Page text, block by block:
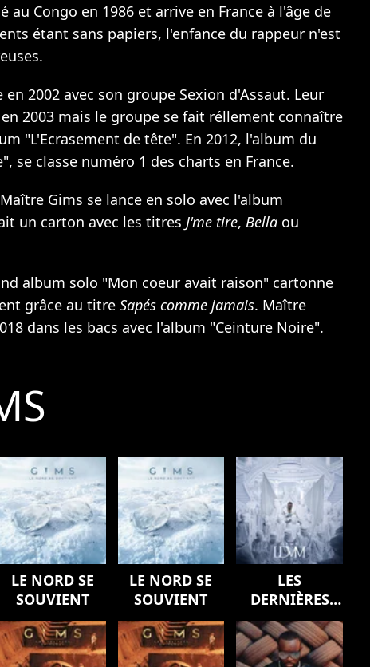
au Congo en 1986 et arrive en France à l'âge de
étant sans papiers, l'enfance du rappeur n'est
2002 avec son groupe Sexion d'Assaut. Leur
2003 mais le groupe se fait réllement connaître
"L'Ecrasement de tête". En 2012, l'album du
se classe numéro 1 des charts en France.
Gims se lance en solo avec l'album
un carton avec les titres J'me tire, Bella ou
album solo "Mon coeur avait raison" cartonne
grâce au titre Sapés comme jamais. Maître
dans les bacs avec l'album "Ceinture Noire".
LE NORD SE
SOUVIENT
LE NORD SE
SOUVIENT
LES
DERNIÈRES
VOLONTÉS DE
MOZART
(SYMPHONY)